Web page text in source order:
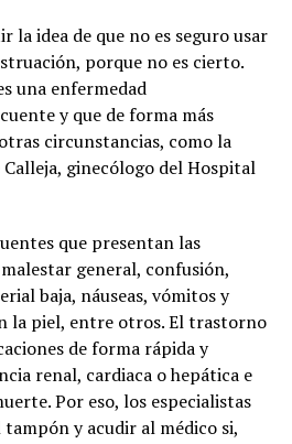
la idea de que no es seguro usar
porque no es cierto.
una enfermedad
y que de forma más
circunstancias, como la
ginecólogo del Hospital
que presentan las
general, confusión,
baja, náuseas, vómitos y
la piel, entre otros. El trastorno
de forma rápida y
renal, cardiaca o hepática e
Por eso, los especialistas
y acudir al médico si,